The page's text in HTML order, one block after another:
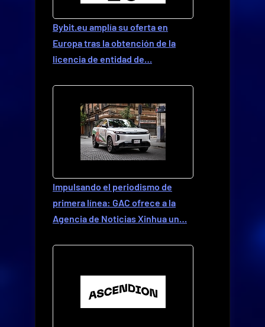
Bybit.eu amplía su oferta en
Europa tras la obtención de la
licencia de entidad de…
Impulsando el periodismo de
primera línea: GAC ofrece a la
Agencia de Noticias Xinhua un…